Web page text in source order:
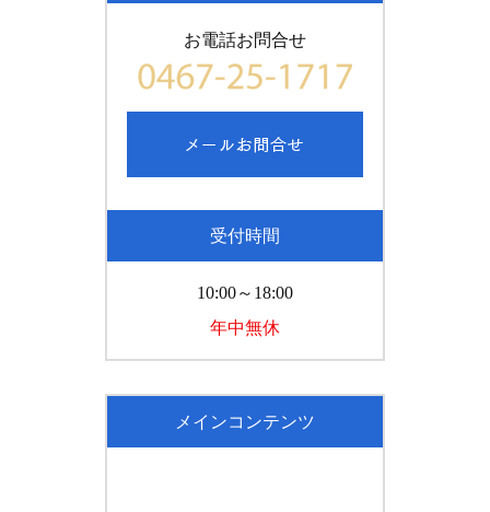
お電話お問合せ
受付時間
10:00～18:00
年中無休
メインコンテンツ